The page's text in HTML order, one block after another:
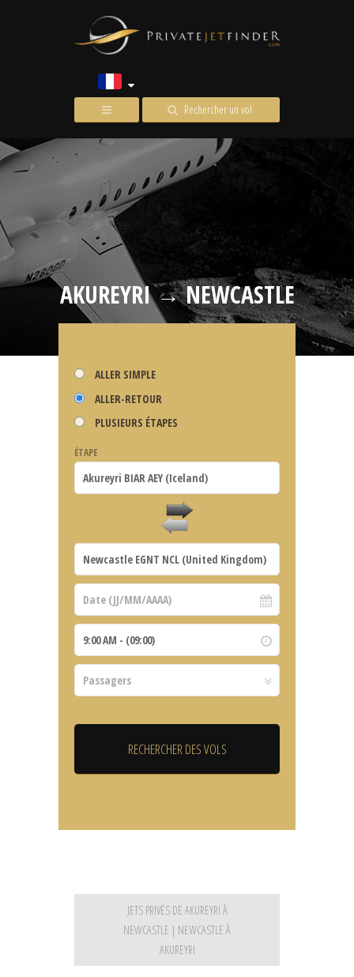
Rechercher un vol
AKUREYRI → NEWCASTLE
ALLER SIMPLE
ALLER-RETOUR
PLUSIEURS ÉTAPES
ÉTAPE
JETS PRIVÉS DE AKUREYRI À
NEWCASTLE | NEWCASTLE À
AKUREYRI